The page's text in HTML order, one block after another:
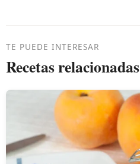
TE PUEDE INTERESAR
Recetas relacionadas